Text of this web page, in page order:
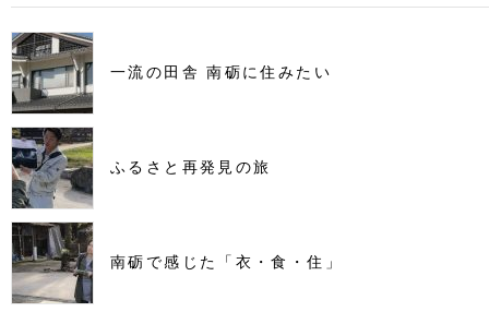
一流の田舎 南砺に住みたい
ふるさと再発見の旅
南砺で感じた「衣・食・住」